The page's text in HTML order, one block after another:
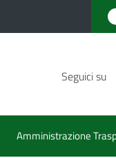
Seguici su
Amministrazione